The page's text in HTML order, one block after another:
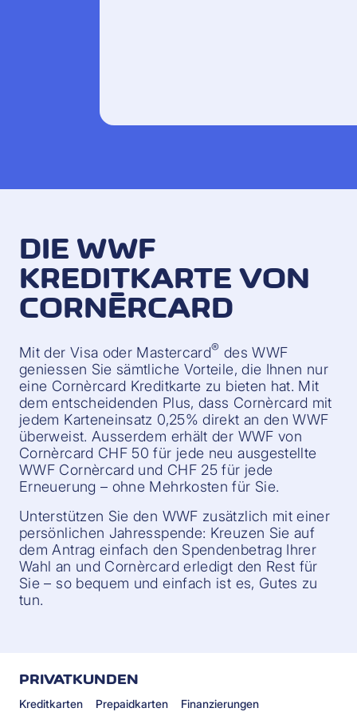
DIE WWF
KREDITKARTE VON
CORNÈRCARD
Mit der Visa oder Mastercard® des WWF
geniessen Sie sämtliche Vorteile, die Ihnen nur
eine Cornèrcard Kreditkarte zu bieten hat. Mit
dem entscheidenden Plus, dass Cornèrcard mit
jedem Karteneinsatz 0,25% direkt an den WWF
überweist. Ausserdem erhält der WWF von
Cornèrcard CHF 50 für jede neu ausgestellte
WWF Cornèrcard und CHF 25 für jede
Erneuerung – ohne Mehrkosten für Sie.
Unterstützen Sie den WWF zusätzlich mit einer
persönlichen Jahresspende: Kreuzen Sie auf
dem Antrag einfach den Spendenbetrag Ihrer
Wahl an und Cornèrcard erledigt den Rest für
Sie – so bequem und einfach ist es, Gutes zu
tun.
PRIVATKUNDEN
Kreditkarten Prepaidkarten
Finanzierungen